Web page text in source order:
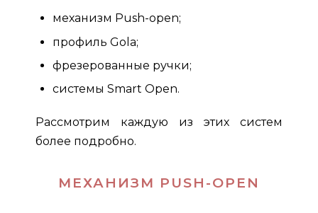
механизм Push-open;
профиль Gola;
фрезерованные ручки;
системы Smart Open.
Рассмотрим каждую из этих систем
более подробно.
МЕХАНИЗМ PUSH-OPEN